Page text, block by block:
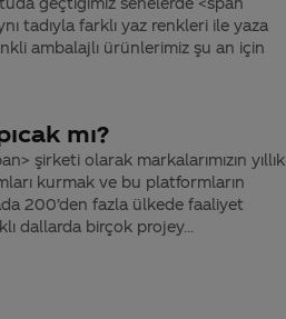
tadıyla farklı yaz renkleri ile yaza
ambalajlı ürünlerimiz şu an için
mı?
şirketi olarak markalarımızın yıllık
kurmak ve bu platformların
200’den fazla ülkede faaliyet
dallarda birçok projey...